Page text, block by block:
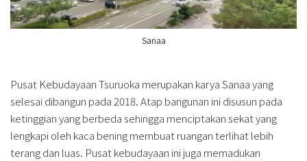
Sanaa
Pusat Kebudayaan Tsuruoka merupakan karya Sanaa yang
selesai dibangun pada 2018. Atap bangunan ini disusun pada
ketinggian yang berbeda sehingga menciptakan sekat yang
lengkapi oleh kaca bening membuat ruangan terlihat lebih
terang dan luas. Pusat kebudayaan ini juga memadukan